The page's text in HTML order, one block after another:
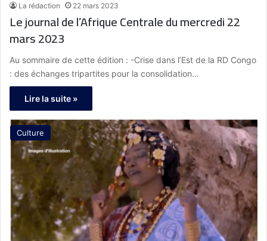
La rédaction 22 mars 2023
Le journal de l’Afrique Centrale du mercredi 22
mars 2023
Au sommaire de cette édition : -Crise dans l’Est de la RD Congo
: des échanges tripartites pour la consolidation…
Lire la suite »
Culture